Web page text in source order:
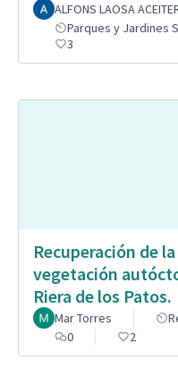
ALFONS LAOSA
Parques y Jardines
3
Recuperación de
vegetación
Riera de los Patos.
Mar Torres
0
2